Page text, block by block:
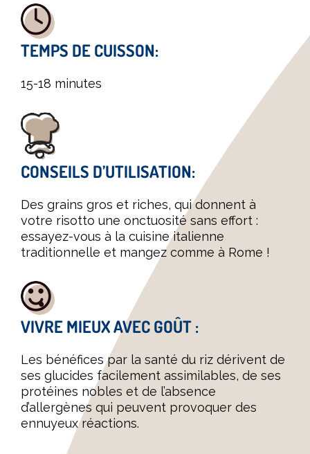
TEMPS DE CUISSON:
15-18 minutes
CONSEILS D’UTILISATION:
Des grains gros et riches, qui donnent à
votre risotto une onctuosité sans effort :
essayez-vous à la cuisine italienne
traditionnelle et mangez comme à Rome !
VIVRE MIEUX AVEC GOÛT :
Les bénéfices par la santé du riz dérivent de
ses glucides facilement assimilables, de ses
protéines nobles et de l’absence
d’allergènes qui peuvent provoquer des
ennuyeux réactions.